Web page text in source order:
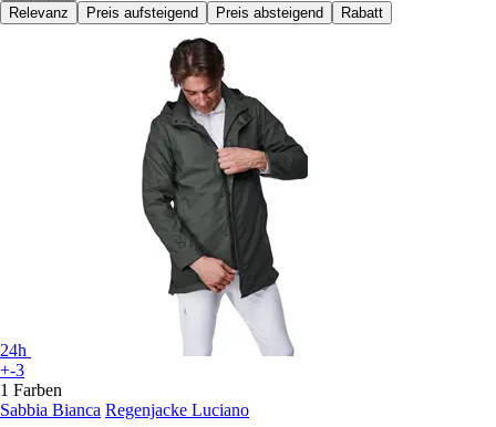
Relevanz
Preis aufsteigend Preis absteigend Rabatt
24h
+-3
1 Farben
Sabbia Bianca Regenjacke Luciano